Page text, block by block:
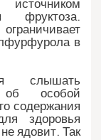
фруктоза.
в
слышать
об особой
содержания
здоровья
ядовит. Так